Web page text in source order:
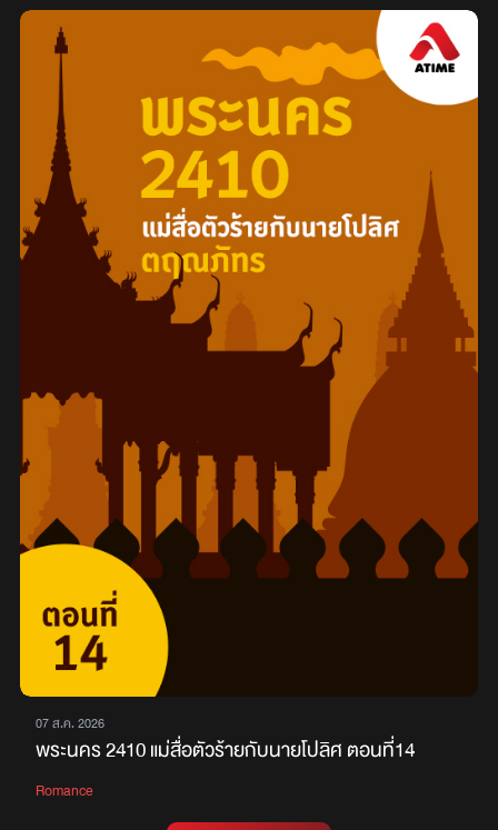
07 ส.ค. 2026
พระนคร 2410 แม่สื่อตัวร้ายกับนายโปลิศ ตอนที่14
Romance